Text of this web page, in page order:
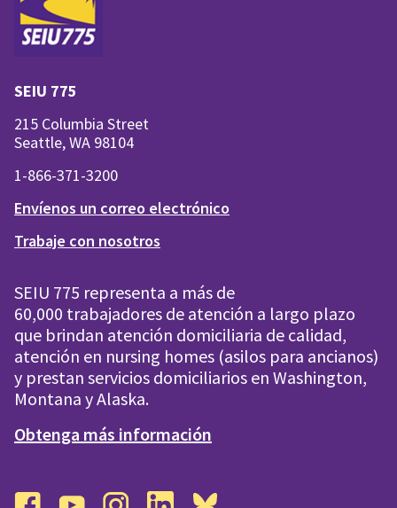
SEIU 775
215 Columbia Street
Seattle, WA 98104
1-866-371-3200
Envíenos un correo electrónico
Trabaje con nosotros
SEIU 775 representa a más de
60,000 trabajadores de atención a largo plazo
que brindan atención domiciliaria de calidad,
atención en nursing homes (asilos para ancianos)
y prestan servicios domiciliarios en Washington,
Montana y Alaska.
Obtenga más información